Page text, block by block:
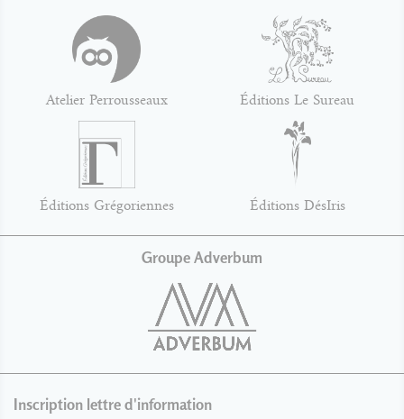
Atelier Perrousseaux Éditions Le Sureau
Éditions Grégoriennes Éditions DésIris
Groupe Adverbum
Inscription lettre d'information